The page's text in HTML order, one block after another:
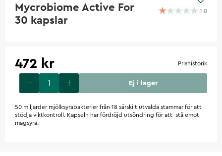
Mycrobiome Active For
30 kapslar
1.0
472 kr Prishistorik
Ej i lager
50 miljarder mjölksyrabakterier från 18 särskilt utvalda stammar för att
stödja viktkontroll. Kapseln har fördröjd utsöndring för att stå emot
magsyra.